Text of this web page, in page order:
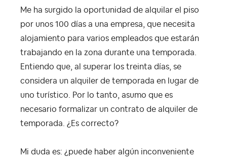
Me ha surgido la oportunidad de alquilar el piso
por unos 100 días a una empresa, que necesita
alojamiento para varios empleados que estarán
trabajando en la zona durante una temporada.
Entiendo que, al superar los treinta días, se
considera un alquiler de temporada en lugar de
uno turístico. Por lo tanto, asumo que es
necesario formalizar un contrato de alquiler de
temporada. ¿Es correcto?
Mi duda es: ¿puede haber algún inconveniente